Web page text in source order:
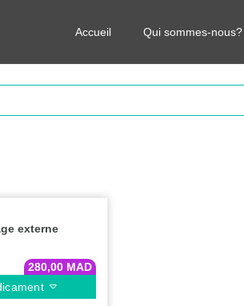
Accueil Qui sommes-nous?
les informations sur vos médicaments, leurs
externe
280,00 MAD